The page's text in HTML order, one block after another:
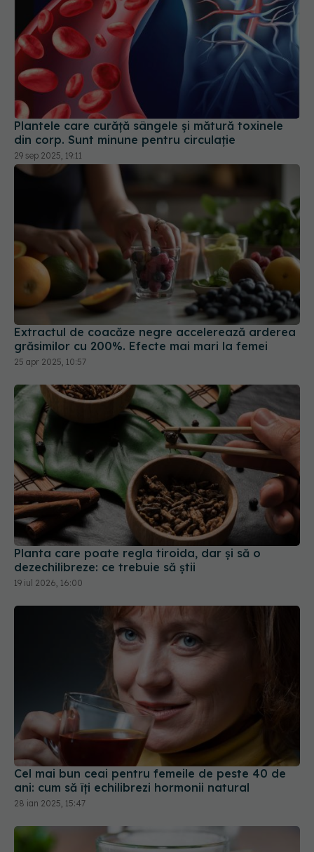
Plantele care curăță sângele și mătură toxinele
din corp. Sunt minune pentru circulație
29 sep 2025, 19:11
Extractul de coacăze negre accelerează arderea
grăsimilor cu 200%. Efecte mai mari la femei
25 apr 2025, 10:57
Planta care poate regla tiroida, dar și să o
dezechilibreze: ce trebuie să știi
19 iul 2026, 16:00
Cel mai bun ceai pentru femeile de peste 40 de
ani: cum să îți echilibrezi hormonii natural
28 ian 2025, 15:47